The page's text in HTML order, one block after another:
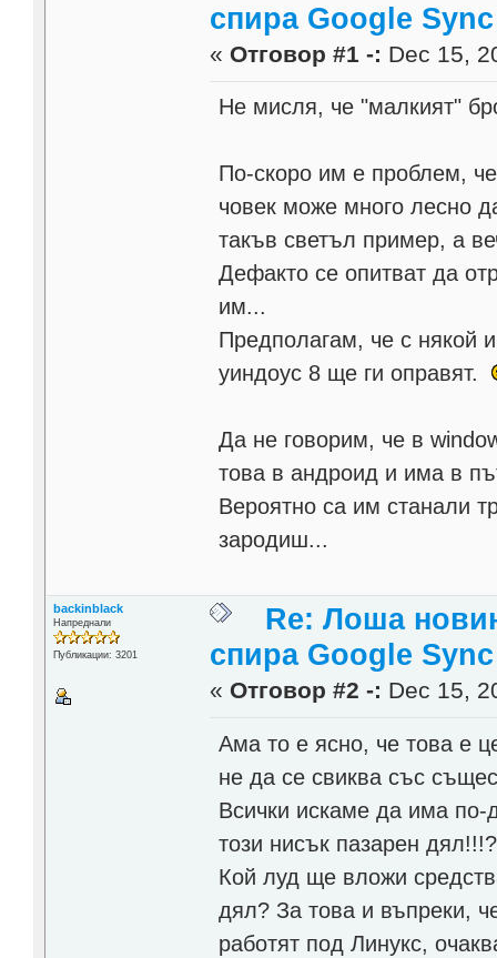
спира Google Sync
« Отговор #1 -: Dec 15,
Не мисля, че "малкият"
По-скоро им е проблем,
човек може много лесно
такъв светъл пример, а
Дефакто се опитват да
им...
Предполагам, че с някой
уиндоус 8 ще ги оправят.
Да не говорим, че в
това в андроид и има в
Вероятно са им станали
зародиш...
backinblack
Напреднали
Публикации: 3201
Re: Лоша
спира Google Sync
« Отговор #2 -: Dec 15,
Ама то е ясно, че това е
не да се свиква със
Всички искаме да има по-
този нисък пазарен дял!!!?
Кой луд ще вложи
дял? За това и въпреки,
работят под Линукс,